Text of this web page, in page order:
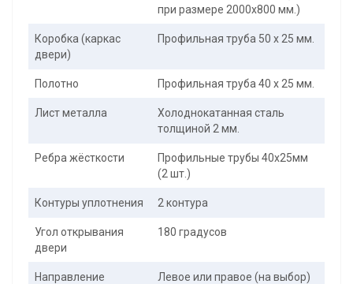
при размере 2000x800 мм.)
Коробка (каркас
двери)
Профильная труба 50 х 25 мм.
Полотно Профильная труба 40 х 25 мм.
Лист металла
Холоднокатанная сталь
толщиной 2 мм.
Ребра жёсткости
Профильные трубы 40х25мм
(2 шт.)
Контуры уплотнения 2 контура
Угол открывания
двери
180 градусов
Направление
Левое или правое (на выбор)